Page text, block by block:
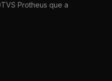
Protheus que a